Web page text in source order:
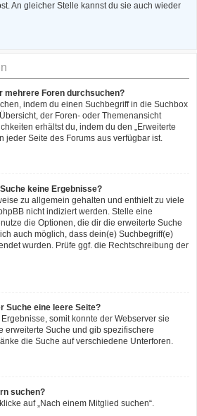
An gleicher Stelle kannst du sie auch wieder
mehrere Foren durchsuchen?
indem du einen Suchbegriff in die Suchbox
der Foren- oder Themenansicht
erhältst du, indem du den „Erweiterte
jeder Seite des Forums aus verfügbar ist.
keine Ergebnisse?
zu allgemein gehalten und enthielt zu viele
nicht indiziert werden. Stelle eine
die Optionen, die dir die erweiterte Suche
auch möglich, dass dein(e) Suchbegriff(e)
wurden. Prüfe ggf. die Rechtschreibung der
Suche eine leere Seite?
somit konnte der Webserver sie
erweiterte Suche und gib spezifischere
die Suche auf verschiedene Unterforen.
suchen?
auf „Nach einem Mitglied suchen“.